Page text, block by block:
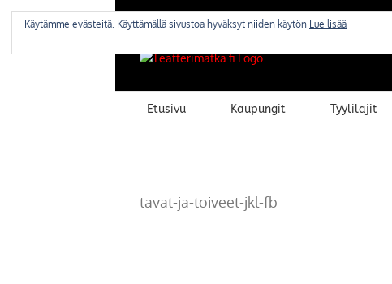
Etusivu Kaupungit Tyylilajit
tavat-ja-toiveet-jkl-fb
Käytämme evästeitä. Käyttämällä sivustoa hyväksyt niiden käytön Lue lisää